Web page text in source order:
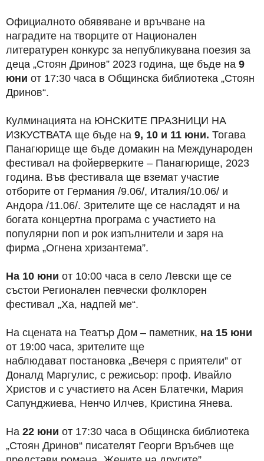
Официалното обявяване и връчване на
наградите на творците от Национален
литературен конкурс за непубликувана поезия за
деца „Стоян Дринов” 2023 година, ще бъде на 9
юни от 17:30 часа в Общинска библиотека „Стоян
Дринов“.
Кулминацията на ЮНСКИТЕ ПРАЗНИЦИ НА
ИЗКУСТВАТА ще бъде на 9, 10 и 11 юни. Тогава
Панагюрище ще бъде домакин на Международен
фестивал на фойерверките – Панагюрище, 2023
година. Във фестивала ще вземат участие
отборите от Германия /9.06/, Италия/10.06/ и
Андора /11.06/. Зрителите ще се насладят и на
богата концертна програма с участието на
популярни поп и рок изпълнители и заря на
фирма „Огнена хризантема”.
На 10 юни от 10:00 часа в село Левски ще се
състои Регионален певчески фолклорен
фестивал „Ха, надпей ме“.
На сцената на Театър Дом – паметник, на 15 юни
от 19:00 часа, зрителите ще
наблюдават постановка „Вечеря с приятели” от
Доналд Маргулис, с режисьор: проф. Ивайло
Христов и с участието на Асен Блатечки, Мария
Сапунджиева, Ненчо Илчев, Кристина Янева.
На 22 юни от 17:30 часа в Общинска библиотека
„Стоян Дринов“ писателят Георги Връбчев ще